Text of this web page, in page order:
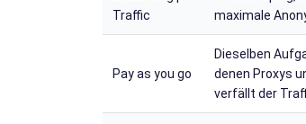
Traffic
maximale
Pay as you go
Dieselben
denen Proxys
verfällt der